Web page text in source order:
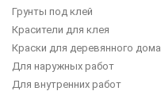
Грунты под клей
Красители для клея
Краски для деревянного дома
Для наружных работ
Для внутренних работ